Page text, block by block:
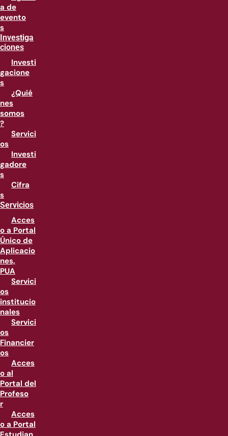
a de
evento
s
Investiga
ciones
Investi
gacione
s
¿Quié
nes
somos
?
Servici
os
Investi
gadore
s
Cifra
s
Servicios
Acces
o a Portal
Único de
Aplicacio
nes,
PUA
Servici
os
institucio
nales
Servici
os
Financier
os
Acces
o al
Portal del
Profeso
r
Acces
o a Portal